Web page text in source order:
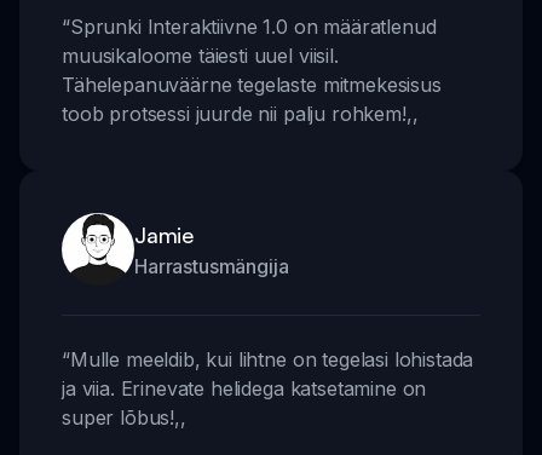
“Sprunki Interaktiivne 1.0 on määratlenud
muusikaloome täiesti uuel viisil.
Tähelepanuväärne tegelaste mitmekesisus
toob protsessi juurde nii palju rohkem!,,
Jamie
Harrastusmängija
“Mulle meeldib, kui lihtne on tegelasi lohistada
ja viia. Erinevate helidega katsetamine on
super lõbus!,,